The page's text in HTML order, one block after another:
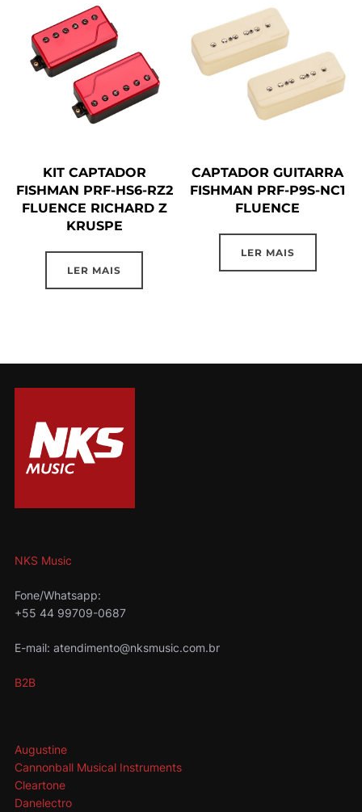
KIT CAPTADOR
FISHMAN PRF-HS6-RZ2
FLUENCE RICHARD Z
KRUSPE
LER MAIS
CAPTADOR GUITARRA
FISHMAN PRF-P9S-NC1
FLUENCE
LER MAIS
NKS Music
Fone/Whatsapp:
+55 44 99709-0687
E-mail: atendimento@nksmusic.com.br
B2B
Augustine
Cannonball Musical Instruments
Cleartone
Danelectro